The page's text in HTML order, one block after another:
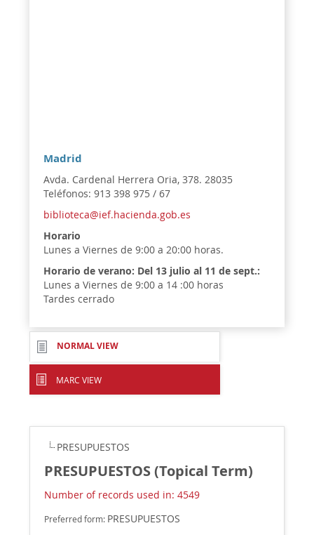
Madrid
Avda. Cardenal Herrera Oria, 378. 28035
Teléfonos: 913 398 975 / 67
biblioteca@ief.hacienda.gob.es
Horario
Lunes a Viernes de 9:00 a 20:00 horas.
Horario de verano: Del 13 julio al 11 de sept.:
Lunes a Viernes de 9:00 a 14 :00 horas
Tardes cerrado
NORMAL VIEW
MARC VIEW
PRESUPUESTOS
PRESUPUESTOS (Topical Term)
Number of records used in: 4549
Preferred form: PRESUPUESTOS